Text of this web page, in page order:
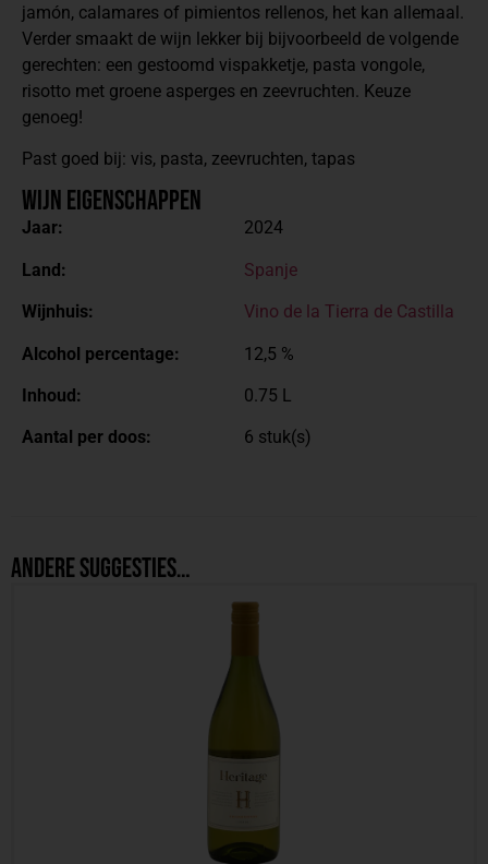
jamón, calamares of pimientos rellenos, het kan allemaal.
Verder smaakt de wijn lekker bij bijvoorbeeld de volgende
gerechten: een gestoomd vispakketje, pasta vongole,
risotto met groene asperges en zeevruchten. Keuze
genoeg!
Past goed bij: vis, pasta, zeevruchten, tapas
Wijn Eigenschappen
Jaar: 2024
Land: Spanje
Wijnhuis: Vino de la Tierra de Castilla
Alcohol percentage: 12,5 %
Inhoud: 0.75 L
Aantal per doos: 6 stuk(s)
Andere suggesties…